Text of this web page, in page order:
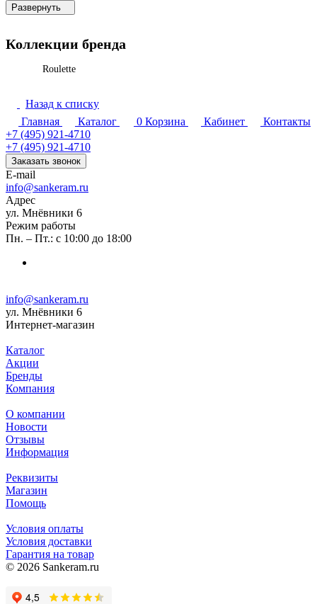
Коллекции бренда
Roulette
Назад к списку
Главная
Каталог 0 Корзина Кабинет
Контакты
+7 (495) 921-4710
+7 (495) 921-4710
Заказать звонок
E-mail
info@sankeram.ru
Адрес
ул. Мнёвники 6
Режим работы
Пн. – Пт.: с 10:00 до 18:00
info@sankeram.ru
ул. Мнёвники 6
Интернет-магазин
Каталог
Акции
Бренды
Компания
О компании
Новости
Отзывы
Информация
Реквизиты
Магазин
Помощь
Условия оплаты
Условия доставки
Гарантия на товар
© 2026 Sankeram.ru